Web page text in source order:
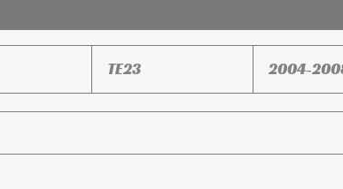
TE23 2004-